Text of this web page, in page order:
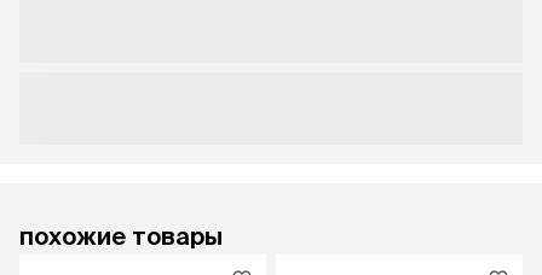
похожие товары